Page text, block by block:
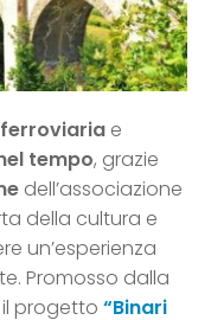
e
tempo, grazie
dell’associazione
della cultura e
un’esperienza
Promosso dalla
il progetto “Binari